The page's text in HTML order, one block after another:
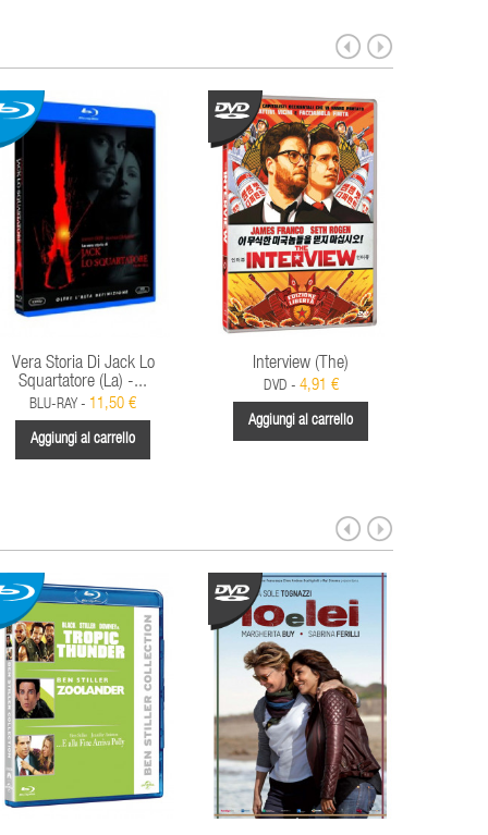
Vera Storia Di Jack Lo
Squartatore (La) -...
BLU-RAY - 11,50 €
Aggiungi al carrello
Interview (The)
DVD - 4,91 €
Aggiungi al carrello